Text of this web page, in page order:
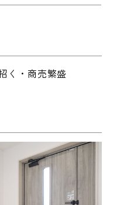
く・商売繁盛